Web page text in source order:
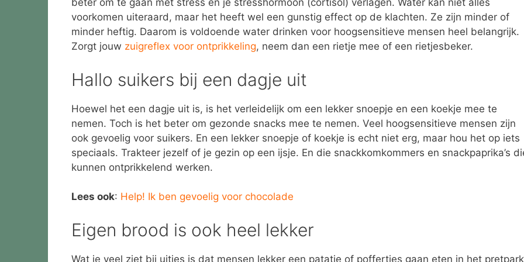
beter om te gaan met stress en je stresshormoon (cortisol) verlagen. Water kan niet alles
voorkomen uiteraard, maar het heeft wel een gunstig effect op de klachten. Ze zijn minder of
minder heftig. Daarom is voldoende water drinken voor hoogsensitieve mensen heel belangrijk.
Zorgt jouw zuigreflex voor ontprikkeling, neem dan een rietje mee of een rietjesbeker.
Hallo suikers bij een dagje uit
Hoewel het een dagje uit is, is het verleidelijk om een lekker snoepje en een koekje mee te
nemen. Toch is het beter om gezonde snacks mee te nemen. Veel hoogsensitieve mensen zijn
ook gevoelig voor suikers. En een lekker snoepje of koekje is echt niet erg, maar hou het op iets
speciaals. Trakteer jezelf of je gezin op een ijsje. En die snackkomkommers en snackpaprika’s
kunnen ontprikkelend werken.
Lees ook: Help! Ik ben gevoelig voor chocolade
Eigen brood is ook heel lekker
Wat je veel ziet bij uitjes is dat mensen lekker een patatje of poffertjes gaan eten in het pretpark